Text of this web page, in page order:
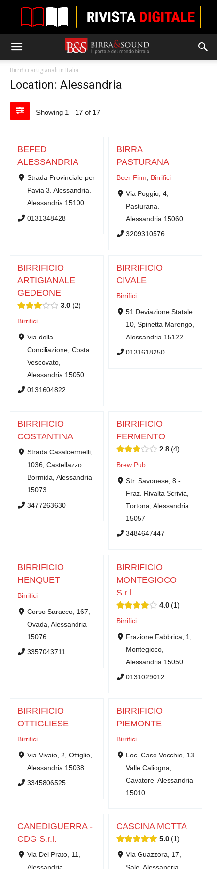
Birrifici artigianali in Italia
Location: Alessandria
Showing 1 - 17 of 17
BEFED
ALESSANDRIA
Strada Provinciale per
Pavia 3, Alessandria,
Alessandria 15100
0131348428
BIRRA
PASTURANA
Beer Firm Birrifici
Via Poggio, 4,
Pasturana,
Alessandria 15060
3209310576
BIRRIFICIO
ARTIGIANALE
GEDEONE
3.0 2
Birrifici
Via della
Conciliazione, Costa
Vescovato,
Alessandria 15050
0131604822
BIRRIFICIO
CIVALE
Birrifici
51 Deviazione Statale
10, Spinetta Marengo,
Alessandria 15122
0131618250
BIRRIFICIO
COSTANTINA
Strada Casalcermelli,
1036, Castellazzo
Bormida, Alessandria
15073
3477263630
BIRRIFICIO
FERMENTO
2.8 4
Brew Pub
Str. Savonese, 8 -
Fraz. Rivalta Scrivia,
Tortona, Alessandria
15057
3484647447
BIRRIFICIO
HENQUET
Birrifici
Corso Saracco, 167,
Ovada, Alessandria
15076
3357043711
BIRRIFICIO
MONTEGIOCO
S.r.l.
4.0 1
Birrifici
Frazione Fabbrica, 1,
Montegioco,
Alessandria 15050
0131029012
BIRRIFICIO
OTTIGLIESE
Birrifici
Via Vivaio, 2, Ottiglio,
Alessandria 15038
3345806525
BIRRIFICIO
PIEMONTE
Birrifici
Loc. Case Vecchie, 13
Valle Caliogna,
Cavatore, Alessandria
15010
CANEDIGUERRA -
CDG S.r.l.
Via Del Prato, 11,
Alessandria,
CASCINA MOTTA
5.0 1
Via Guazzora, 17,
Sale, Alessandria